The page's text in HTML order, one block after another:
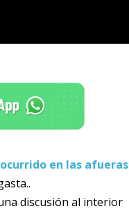
en las afueras
discusión al interior